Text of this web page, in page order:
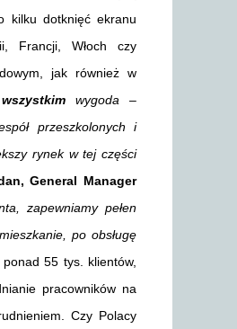
kilku dotknięć ekranu
Francji, Włoch czy
jak również w
wygoda –
przeszkolonych i
rynek w tej części
General Manager
zapewniamy pełen
po obsługę
55 tys. klientów,
pracowników na
Czy Polacy